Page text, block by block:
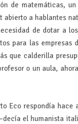
de matemáticas,
a hablantes
de dotar a
para las
que calderilla
o un aula,
Eco respondía
el humanista